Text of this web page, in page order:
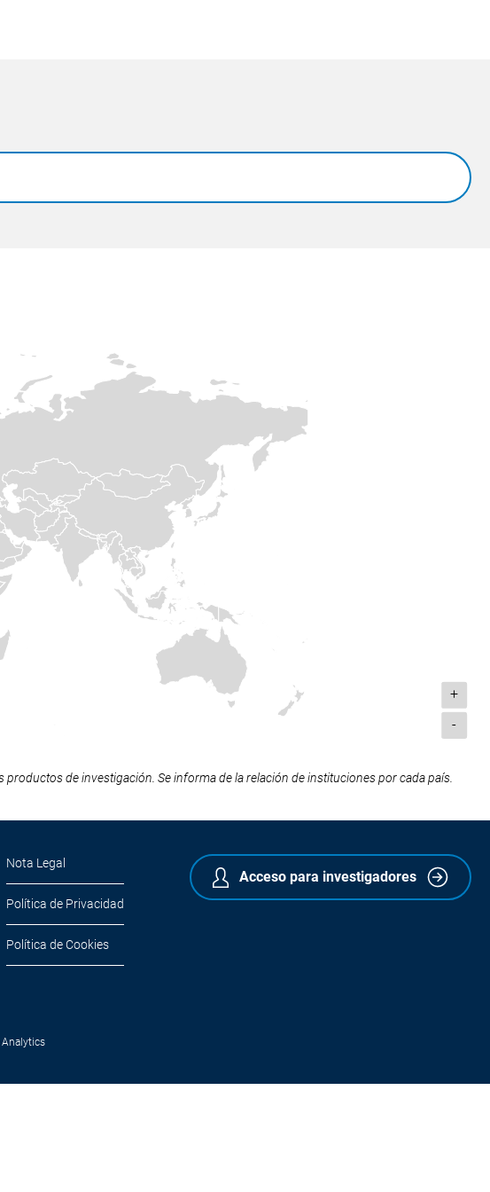
+
-
de investigación. Se informa de la relación de instituciones por cada país.
Nota Legal
Política de Privacidad
Política de Cookies
Acceso para investigadores
Analytics